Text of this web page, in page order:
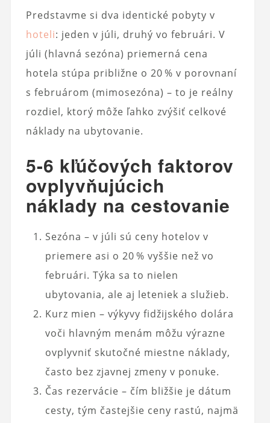
Predstavme si dva identické pobyty v
hoteli: jeden v júli, druhý vo februári. V
júli (hlavná sezóna) priemerná cena
hotela stúpa približne o 20 % v porovnaní
s februárom (mimosezóna) – to je reálny
rozdiel, ktorý môže ľahko zvýšiť celkové
náklady na ubytovanie.
5-6 kľúčových faktorov
ovplyvňujúcich
náklady na cestovanie
Sezóna – v júli sú ceny hotelov v
priemere asi o 20 % vyššie než vo
februári. Týka sa to nielen
ubytovania, ale aj leteniek a služieb.
Kurz mien – výkyvy fidžijského dolára
voči hlavným menám môžu výrazne
ovplyvniť skutočné miestne náklady,
často bez zjavnej zmeny v ponuke.
Čas rezervácie – čím bližšie je dátum
cesty, tým častejšie ceny rastú, najmä